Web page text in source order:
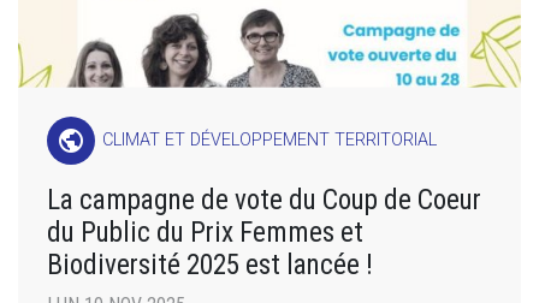
public CLIMAT ET DÉVELOPPEMENT TERRITORIAL
La campagne de vote du Coup de Coeur
du Public du Prix Femmes et
Biodiversité 2025 est lancée !